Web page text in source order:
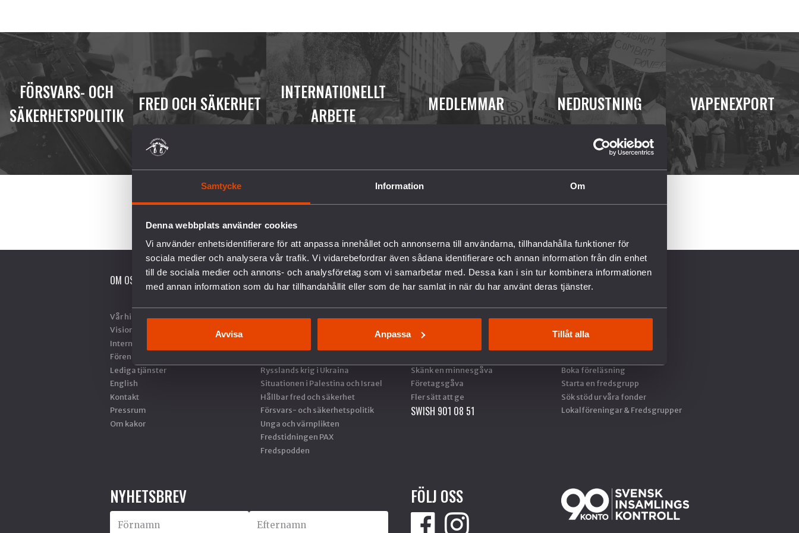
Samtycke Information Om
Denna webbplats använder cookies
Vi använder enhetsidentifierare för att anpassa innehållet och annonserna till användarna, tillhandahålla funktioner för
sociala medier och analysera vår trafik. Vi vidarebefordrar även sådana identifierare och annan information från din enhet
till de sociala medier och annons- och analysföretag som vi samarbetar med. Dessa kan i sin tur kombinera informationen
med annan information som du har tillhandahållit eller som de har samlat in när du har använt deras tjänster.
Avvisa Anpassa Tillåt alla
FÖRSVARS- OCH
SÄKERHETSPOLITIK
FRED OCH SÄKERHET
INTERNATIONELLT
ARBETE
MEDLEMMAR NEDRUSTNING VAPENEXPORT
OM OSS
Vår historia
Vision & Uppdrag
Internationella nätverk
Föreningsinformation
Lediga tjänster
English
Kontakt
Pressrum
Om kakor
VAD VI GÖR
Arbete mot vapenexport
Rysslands krig i Ukraina
Situationen i Palestina och Israel
Hållbar fred och säkerhet
Försvars- och säkerhetspolitik
Unga och värnplikten
Fredstidningen PAX
Fredspodden
STÖD OSS
Bli medlem
Ge en gåva
Skänk en minnesgåva
Företagsgåva
Fler sätt att ge
SWISH 901 08 51
ENGAGERA DIG
Aldrig mer kärnvapen
CALL FOR PEACE
Boka föreläsning
Starta en fredsgrupp
Sök stöd ur våra fonder
Lokalföreningar & Fredsgrupper
NYHETSBREV FÖLJ OSS